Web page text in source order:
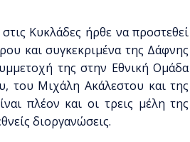
Κυκλάδες ήρθε να προστεθεί
και συγκεκριμένα της Δάφνης
της στην Εθνική Ομάδα
του Μιχάλη Ακάλεστου και της
πλέον και οι τρεις μέλη της
διοργανώσεις.